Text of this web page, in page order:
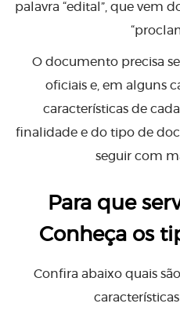
palavra “edital”, que vem
O documento precisa
oficiais e, em alguns
características de
finalidade e do tipo de
seguir com
Para que
Conheça os
Confira abaixo quais